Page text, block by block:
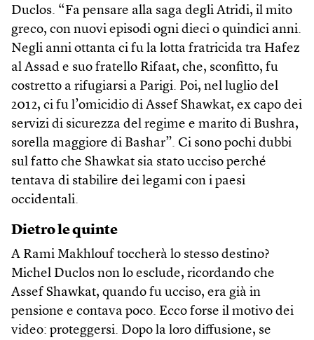
Duclos. “Fa pensare alla saga degli Atridi, il mito
greco, con nuovi episodi ogni dieci o quindici anni.
Negli anni ottanta ci fu la lotta fratricida tra Hafez
al Assad e suo fratello Rifaat, che, sconfitto, fu
costretto a rifugiarsi a Parigi. Poi, nel luglio del
2012, ci fu l’omicidio di Assef Shawkat, ex capo dei
servizi di sicurezza del regime e marito di Bushra,
sorella maggiore di Bashar”. Ci sono pochi dubbi
sul fatto che Shawkat sia stato ucciso perché
tentava di stabilire dei legami con i paesi
occidentali.
Dietro le quinte
A Rami Makhlouf toccherà lo stesso destino?
Michel Duclos non lo esclude, ricordando che
Assef Shawkat, quando fu ucciso, era già in
pensione e contava poco. Ecco forse il motivo dei
video: proteggersi. Dopo la loro diffusione, se